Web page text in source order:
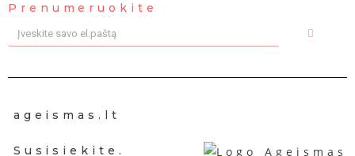
Prenumeruokite
ageismas.lt
Susisiekite.